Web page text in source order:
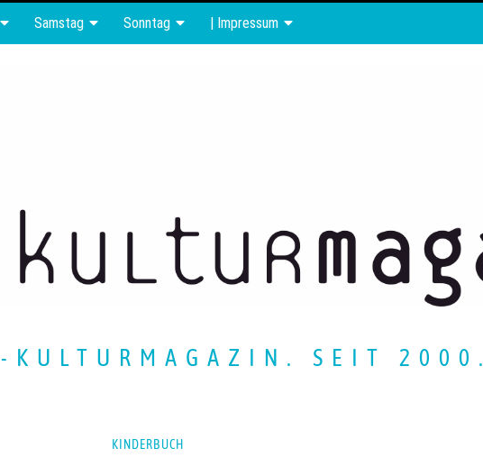
Samstag Sonntag | Impressum
KULTURMAGAZIN. SEIT 2000.
KINDERBUCH